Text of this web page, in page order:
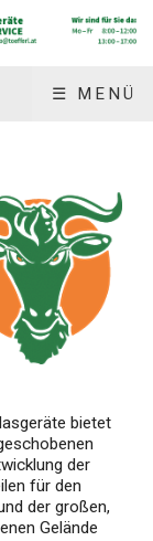
☰ MENÜ
bietet
der
für den
der großen,
Gelände